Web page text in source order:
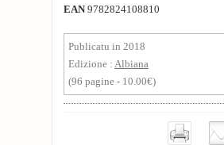
EAN 9782824108810
Publicatu in 2018
Edizione : Albiana
(96 pagine - 10.00€)